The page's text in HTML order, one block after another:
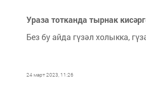
Ураза тотканда тырнак
Без бу айда гүзәл холыкка,
24 март 2023, 11:26